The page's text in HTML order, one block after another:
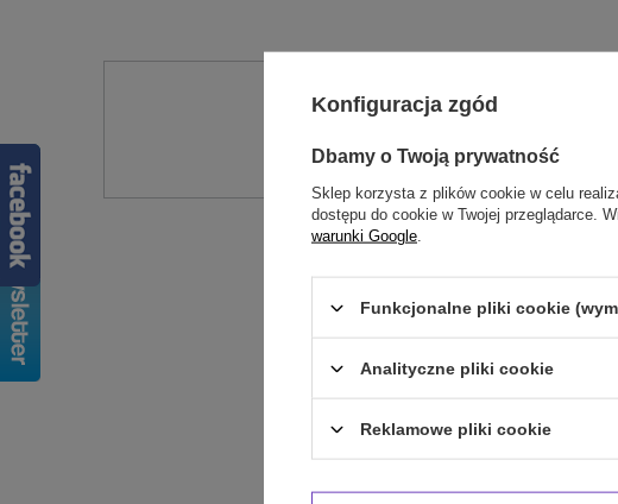
Treść twojej opinii
Konfiguracja zgód
Dbamy o Twoją prywatność
Sklep korzysta z plików cookie w celu
dostępu do cookie w Twojej przeglądarce.
warunki Google
Funkcjonalne pliki cookie
Analityczne pliki cookie
Reklamowe pliki cookie